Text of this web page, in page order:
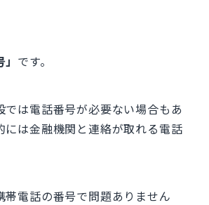
です。
では電話番号が必要ない場合もあ
には金融機関と連絡が取れる電話
帯電話の番号で問題ありません